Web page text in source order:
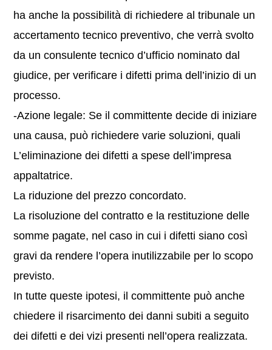
ha anche la possibilità di richiedere al tribunale un
accertamento tecnico preventivo, che verrà svolto
da un consulente tecnico d’ufficio nominato dal
giudice, per verificare i difetti prima dell’inizio di un
processo.
-Azione legale: Se il committente decide di iniziare
una causa, può richiedere varie soluzioni, quali
L’eliminazione dei difetti a spese dell’impresa
appaltatrice.
La riduzione del prezzo concordato.
La risoluzione del contratto e la restituzione delle
somme pagate, nel caso in cui i difetti siano così
gravi da rendere l’opera inutilizzabile per lo scopo
previsto.
In tutte queste ipotesi, il committente può anche
chiedere il risarcimento dei danni subiti a seguito
dei difetti e dei vizi presenti nell’opera realizzata.